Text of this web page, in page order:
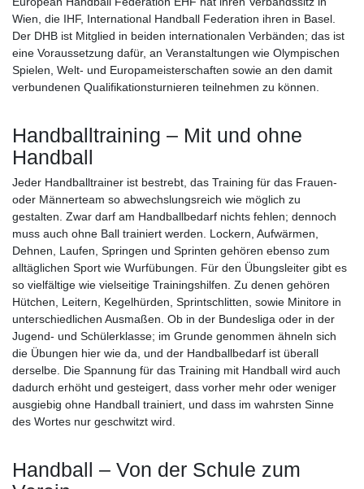
Wien, die IHF, International Handball Federation ihren in Basel.
Der DHB ist Mitglied in beiden internationalen Verbänden; das ist
eine Voraussetzung dafür, an Veranstaltungen wie Olympischen
Spielen, Welt- und Europameisterschaften sowie an den damit
verbundenen Qualifikationsturnieren teilnehmen zu können.
Handballtraining – Mit und ohne
Handball
Jeder Handballtrainer ist bestrebt, das Training für das Frauen-
oder Männerteam so abwechslungsreich wie möglich zu
gestalten. Zwar darf am Handballbedarf nichts fehlen; dennoch
muss auch ohne Ball trainiert werden. Lockern, Aufwärmen,
Dehnen, Laufen, Springen und Sprinten gehören ebenso zum
alltäglichen Sport wie Wurfübungen. Für den Übungsleiter gibt es
so vielfältige wie vielseitige Trainingshilfen. Zu denen gehören
Hütchen, Leitern, Kegelhürden, Sprintschlitten, sowie Minitore in
unterschiedlichen Ausmaßen. Ob in der Bundesliga oder in der
Jugend- und Schülerklasse; im Grunde genommen ähneln sich
die Übungen hier wie da, und der Handballbedarf ist überall
derselbe. Die Spannung für das Training mit Handball wird auch
dadurch erhöht und gesteigert, dass vorher mehr oder weniger
ausgiebig ohne Handball trainiert, und dass im wahrsten Sinne
des Wortes nur geschwitzt wird.
Handball – Von der Schule zum